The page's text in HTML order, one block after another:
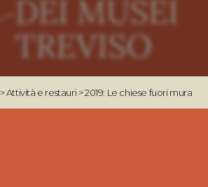
>Attività e restauri>2019: Le chiese fuori mura